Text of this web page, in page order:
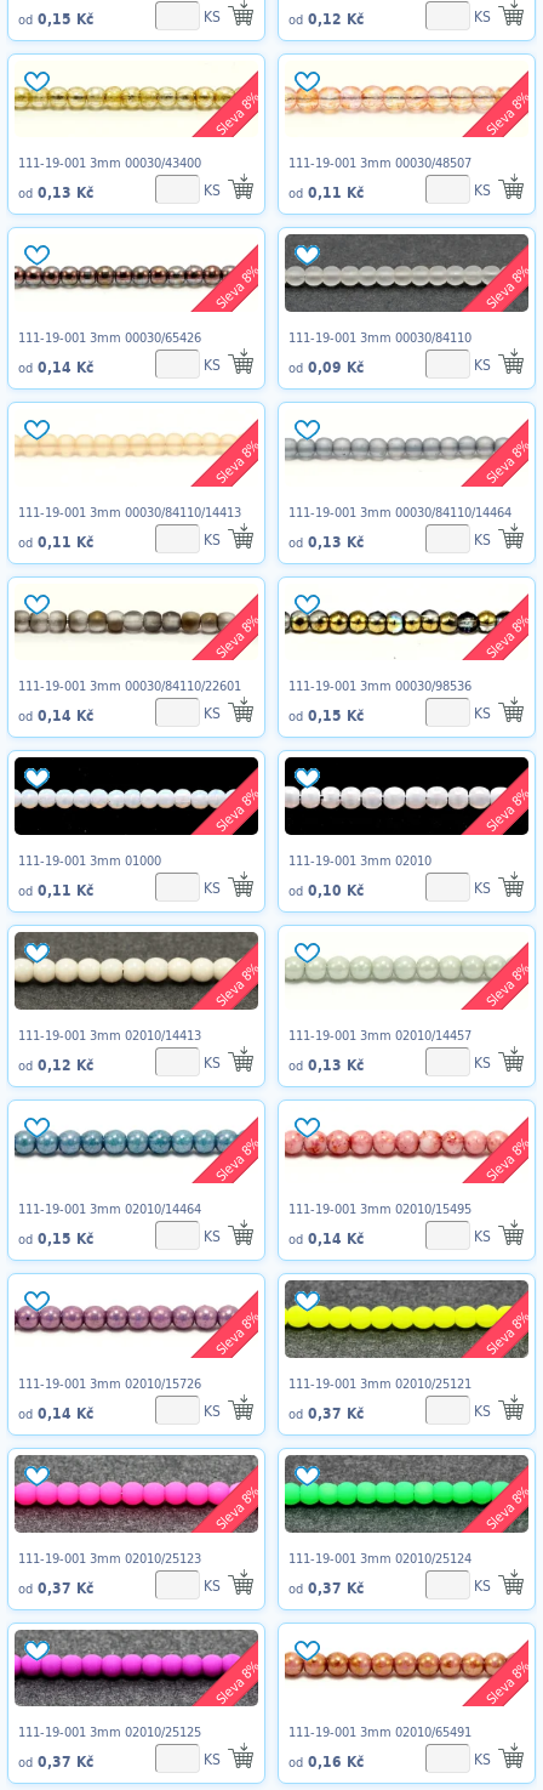
od 0,15 Kč KS
od 0,12 Kč KS
Sleva 8%
111-19-001 3mm 00030/43400
od 0,13 Kč KS
Sleva 8%
111-19-001 3mm 00030/48507
od 0,11 Kč KS
Sleva 8%
111-19-001 3mm 00030/65426
od 0,14 Kč KS
Sleva 8%
111-19-001 3mm 00030/84110
od 0,09 Kč KS
Sleva 8%
111-19-001 3mm 00030/84110/14413
od 0,11 Kč KS
Sleva 8%
111-19-001 3mm 00030/84110/14464
od 0,13 Kč KS
Sleva 8%
111-19-001 3mm 00030/84110/22601
od 0,14 Kč KS
Sleva 8%
111-19-001 3mm 00030/98536
od 0,15 Kč KS
Sleva 8%
111-19-001 3mm 01000
od 0,11 Kč KS
Sleva 8%
111-19-001 3mm 02010
od 0,10 Kč KS
Sleva 8%
111-19-001 3mm 02010/14413
od 0,12 Kč KS
Sleva 8%
111-19-001 3mm 02010/14457
od 0,13 Kč KS
Sleva 8%
111-19-001 3mm 02010/14464
od 0,15 Kč KS
Sleva 8%
111-19-001 3mm 02010/15495
od 0,14 Kč KS
Sleva 8%
111-19-001 3mm 02010/15726
od 0,14 Kč KS
Sleva 8%
111-19-001 3mm 02010/25121
od 0,37 Kč KS
Sleva 8%
111-19-001 3mm 02010/25123
od 0,37 Kč KS
Sleva 8%
111-19-001 3mm 02010/25124
od 0,37 Kč KS
Sleva 8%
111-19-001 3mm 02010/25125
od 0,37 Kč KS
Sleva 8%
111-19-001 3mm 02010/65491
od 0,16 Kč KS